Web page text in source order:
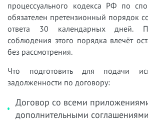
процессуального кодекса РФ по
обязателен претензионный порядок
ответа 30 календарных дней.
соблюдения этого порядка влечёт
без рассмотрения.
Что подготовить для подачи
задолженности по договору:
Договор со всеми
дополнительными